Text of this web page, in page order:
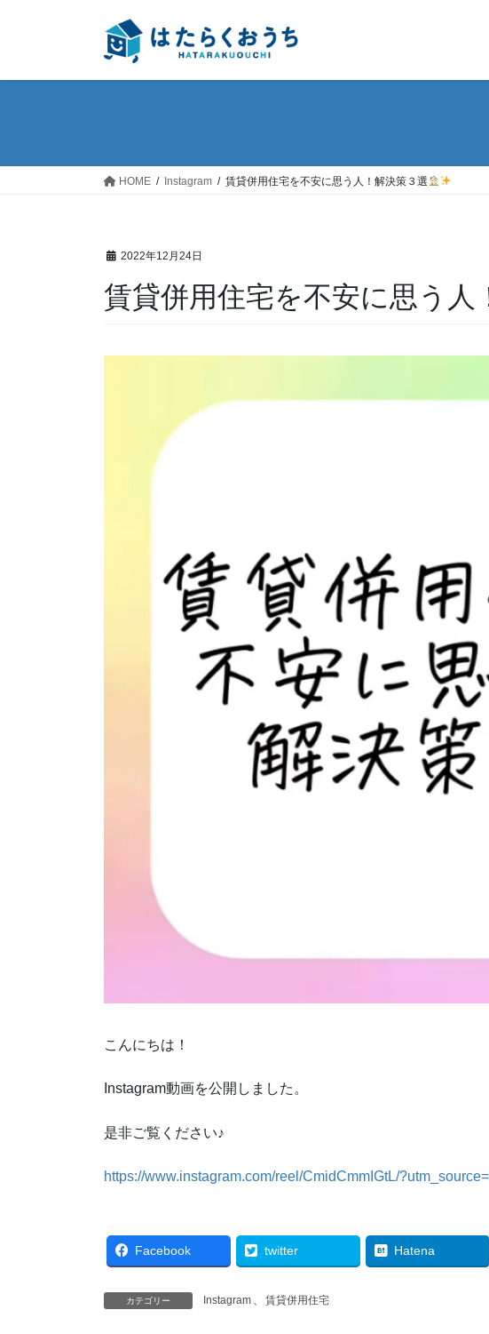
HOME Instagram 賃貸併用住宅を不安に思う人！解決策３選
2022年12月24日
賃貸併用住宅を不安に思う人
こんにちは！
Instagram動画を公開しました。
是非ご覧ください♪
https://www.instagram.com/reel/CmidCmmIGtL/
Facebook twitter Hatena
カテゴリー Instagram 賃貸併用住宅